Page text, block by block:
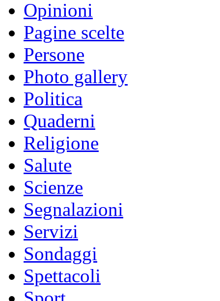
Opinioni
Pagine scelte
Persone
Photo gallery
Politica
Quaderni
Religione
Salute
Scienze
Segnalazioni
Servizi
Sondaggi
Spettacoli